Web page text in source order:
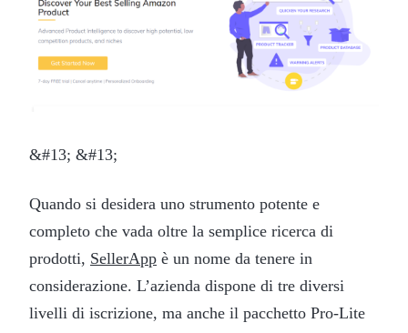
&#13; &#13;
Quando si desidera uno strumento potente e
completo che vada oltre la semplice ricerca di
prodotti, SellerApp è un nome da tenere in
considerazione. L’azienda dispone di tre diversi
livelli di iscrizione, ma anche il pacchetto Pro-Lite